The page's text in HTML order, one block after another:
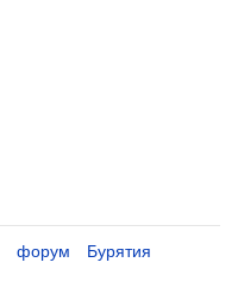
форум
Бурятия